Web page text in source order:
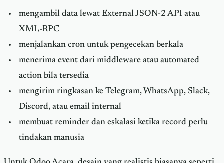
mengambil data lewat External JSON-2 API atau
XML-RPC
menjalankan cron untuk pengecekan berkala
menerima event dari middleware atau automated
action bila tersedia
mengirim ringkasan ke Telegram, WhatsApp, Slack,
Discord, atau email internal
membuat reminder dan eskalasi ketika record perlu
tindakan manusia